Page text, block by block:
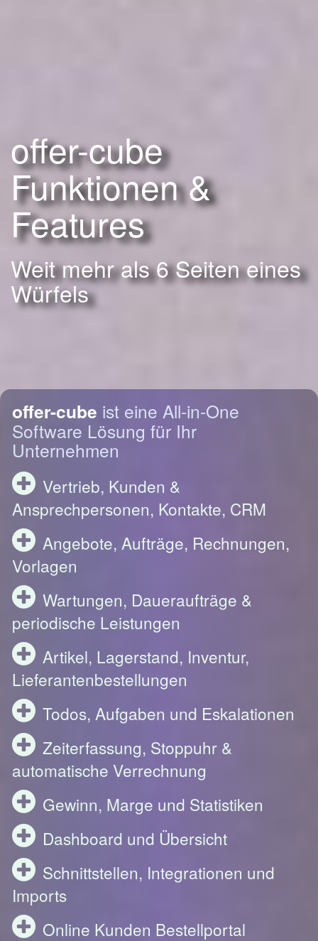
offer-cube
Funktionen &
Features
Weit mehr als 6 Seiten eines
Würfels
offer-cube ist eine All-in-One
Software Lösung für Ihr
Unternehmen
Vertrieb, Kunden &
Ansprechpersonen, Kontakte, CRM
Angebote, Aufträge, Rechnungen,
Vorlagen
Wartungen, Daueraufträge &
periodische Leistungen
Artikel, Lagerstand, Inventur,
Lieferantenbestellungen
Todos, Aufgaben und Eskalationen
Zeiterfassung, Stoppuhr &
automatische Verrechnung
Gewinn, Marge und Statistiken
Dashboard und Übersicht
Schnittstellen, Integrationen und
Imports
Online Kunden Bestellportal